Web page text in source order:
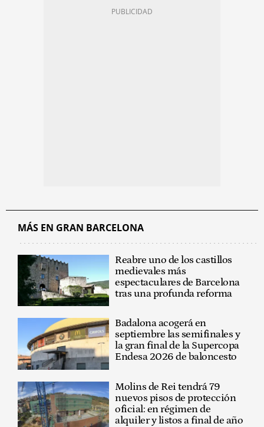
MÁS EN GRAN BARCELONA
Reabre uno de los castillos
medievales más
espectaculares de Barcelona
tras una profunda reforma
Badalona acogerá en
septiembre las semifinales y
la gran final de la Supercopa
Endesa 2026 de baloncesto
Molins de Rei tendrá 79
nuevos pisos de protección
oficial: en régimen de
alquiler y listos a final de año